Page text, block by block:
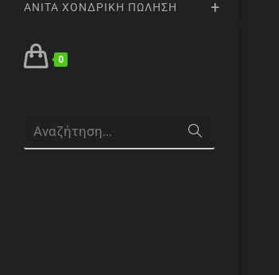
ANITA ΧΟΝΔΡΙΚΉ ΠΏΛΗΣΗ
0
Αναζήτηση...